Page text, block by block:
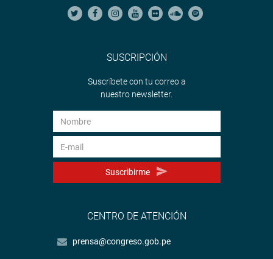
SUSCRIPCIÓN
Suscríbete con tu correo a
nuestro newsletter.
Suscribirme
CENTRO DE ATENCIÓN
prensa@congreso.gob.pe